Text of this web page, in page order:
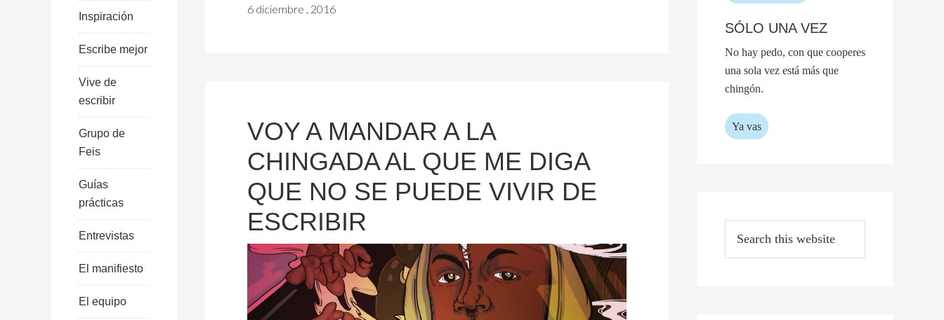
6 diciembre , 2016
VOY A MANDAR A LA
CHINGADA AL QUE ME DIGA
QUE NO SE PUEDE VIVIR DE
ESCRIBIR
SÓLO UNA VEZ
No hay pedo, con que cooperes
una sola vez está más que
chingón.
Ya vas
Inspiración
Escribe mejor
Vive de
escribir
Grupo de
Feis
Guías
prácticas
Entrevistas
El manifiesto
El equipo